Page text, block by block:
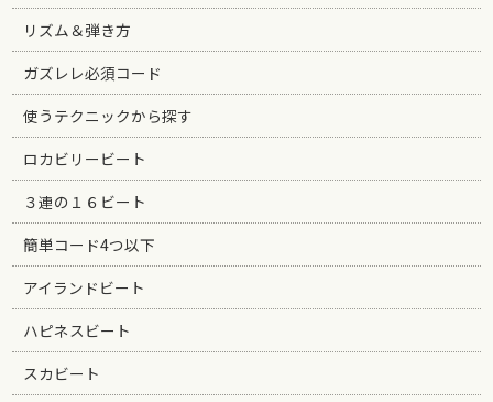
リズム＆弾き方
ガズレレ必須コード
使うテクニックから探す
ロカビリービート
３連の１６ビート
簡単コード4つ以下
アイランドビート
ハピネスビート
スカビート